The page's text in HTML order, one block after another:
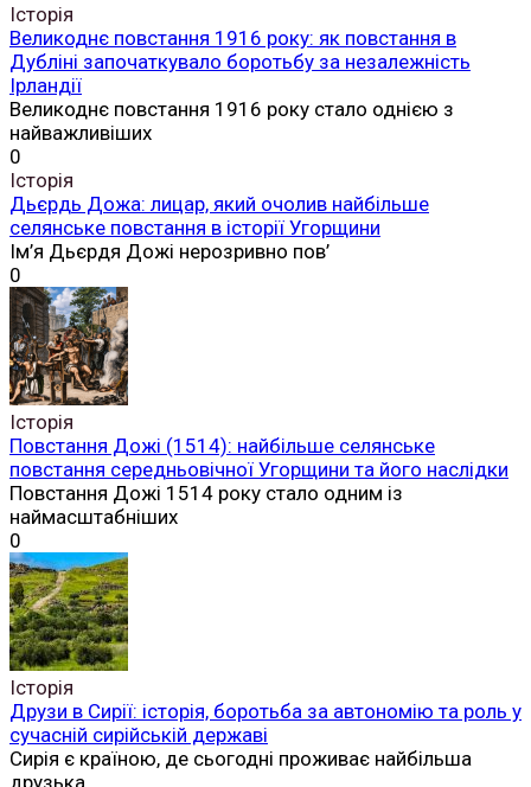
Історія
Великоднє повстання 1916 року: як повстання в
Дубліні започаткувало боротьбу за незалежність
Ірландії
Великоднє повстання 1916 року стало однією з
найважливіших
0
Історія
Дьєрдь Дожа: лицар, який очолив найбільше
селянське повстання в історії Угорщини
Ім’я Дьєрдя Дожі нерозривно пов’
0
Історія
Повстання Дожі (1514): найбільше селянське
повстання середньовічної Угорщини та його наслідки
Повстання Дожі 1514 року стало одним із
наймасштабніших
0
Історія
Друзи в Сирії: історія, боротьба за автономію та роль у
сучасній сирійській державі
Сирія є країною, де сьогодні проживає найбільша
друзька